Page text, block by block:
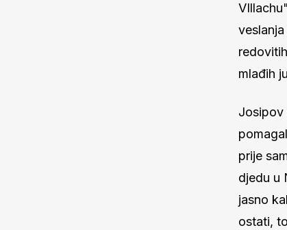
mlađih
Josipov
prije
djedu u
jasno
ostati,